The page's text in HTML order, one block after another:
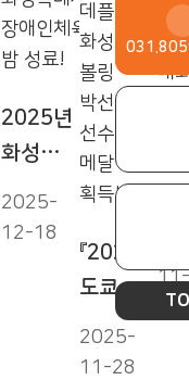
화성시
종합
계
체
개
2025년
화성특례
장애인체
2025-
12-18
『2025
도쿄
데플림픽
』
2025-
11-28
장
게